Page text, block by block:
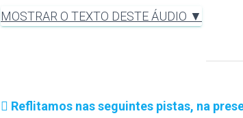
MOSTRAR O TEXTO DESTE ÁUDIO ▼
Reflitamos nas seguintes pistas, na